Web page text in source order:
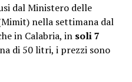
dal Ministero delle
nella settimana dal
in Calabria, in soli 7
di 50 litri, i prezzi sono